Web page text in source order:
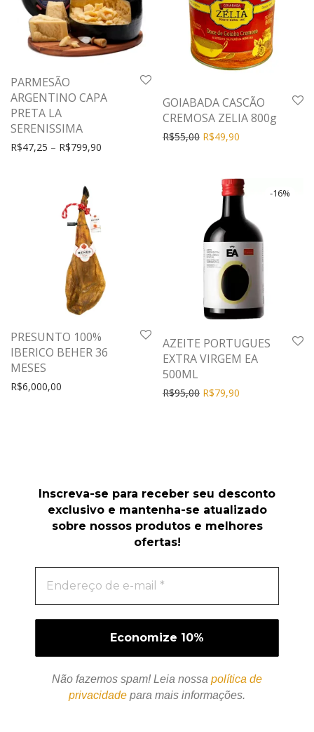
PARMESÃO
ARGENTINO CAPA
PRETA LA
SERENISSIMA
R$47,25 – R$799,90
GOIABADA CASCÃO
CREMOSA ZELIA 800g
R$55,00 R$49,90
PRESUNTO 100%
IBERICO BEHER 36
MESES
R$6,000,00
-16%
AZEITE PORTUGUES
EXTRA VIRGEM EA
500ML
R$95,00 R$79,90
Inscreva-se para receber seu desconto
exclusivo e mantenha-se atualizado
sobre nossos produtos e melhores
ofertas!
Não fazemos spam! Leia nossa política de
privacidade para mais informações.